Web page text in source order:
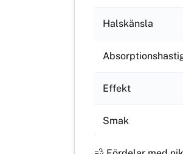
Halskänsla
Effekt
Smak